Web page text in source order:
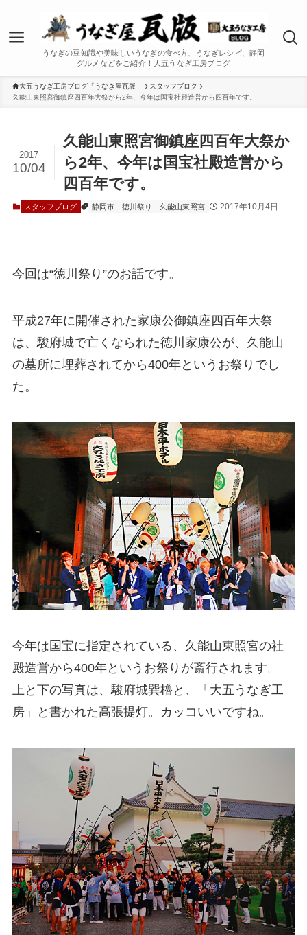
うなぎの豆知識や美味しいうなぎの食べ方、うなぎレシピ、静岡
グルメなどをご紹介！大五うなぎ工房ブログ
大五うなぎ工房ブログ「うなぎ屋瓦版」
スタッフブログ
久能山東照宮御鎮座四百年大祭から2年、今年は国宝社殿造営から四百年です。
久能山東照宮御鎮座四百年大祭か
ら2年、今年は国宝社殿造営から
四百年です。
2017
10/04
スタッフブログ 静岡市 徳川祭り 久能山東照宮 2017年10月4日
今回は“徳川祭り”のお話です。
平成27年に開催された家康公御鎮座四百年大祭
は、駿府城で亡くなられた徳川家康公が、久能山
の墓所に埋葬されてから400年というお祭りでし
た。
今年は国宝に指定されている、久能山東照宮の社
殿造営から400年というお祭りが斎行されます。
上と下の写真は、駿府城巽櫓と、「大五うなぎ工
房」と書かれた高張提灯。カッコいいですね。